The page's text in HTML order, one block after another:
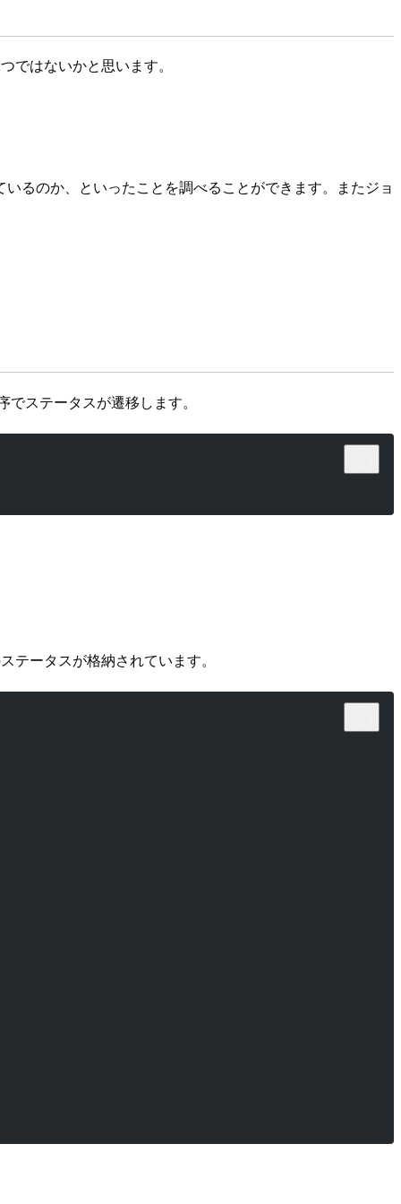
はないかと思います。
るのか、といったことを調べることができます。またジョ
ステータスが遷移します。
テータスが格納されています。